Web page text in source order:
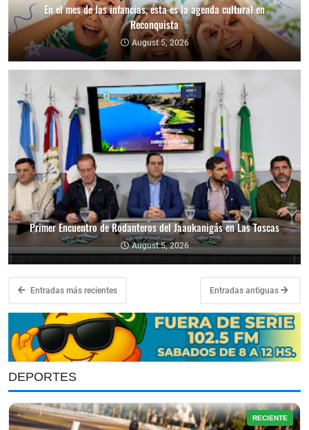
En el mes de las infancias, esta es la agenda cultural en
Reconquista
August 5, 2026
Primer Encuentro de Rodanteros del Jaaukanigás en Las Toscas
August 5, 2026
Entradas más recientes Entradas antiguas
DEPORTES
RECIENTE